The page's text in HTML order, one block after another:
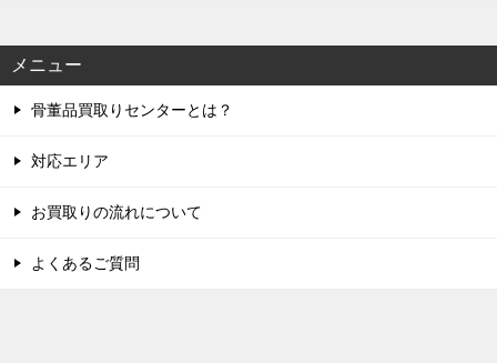
メニュー
骨董品買取りセンターとは？
対応エリア
お買取りの流れについて
よくあるご質問